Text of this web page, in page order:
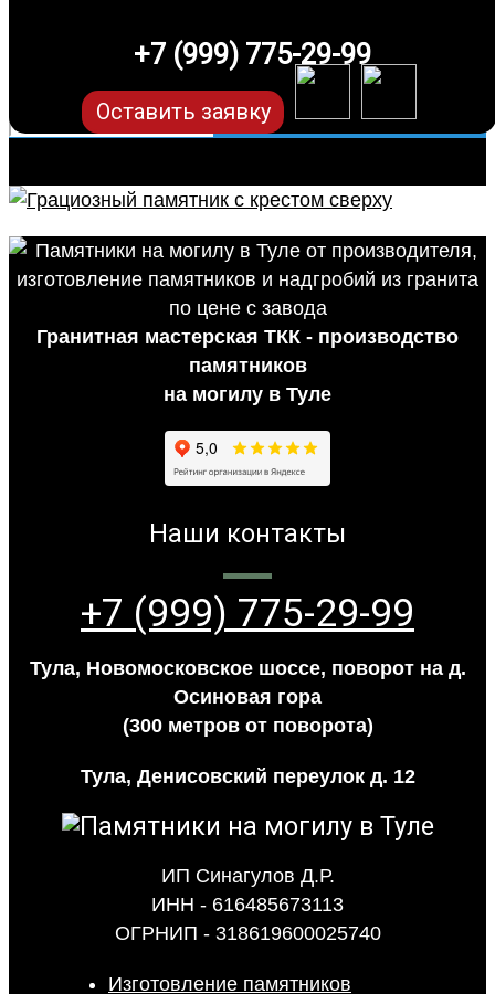
+7 (999) 775-29-99
Оставить заявку
Гранитная мастерская ТКК - производство
памятников
на могилу в Туле
Наши контакты
+7 (999) 775-29-99
Тула, Новомосковское шоссе, поворот на д.
Осиновая гора
(300 метров от поворота)
Тула, Денисовский переулок д. 12
ИП Синагулов Д.Р.
ИНН - 616485673113
ОГРНИП - 318619600025740
Изготовление памятников